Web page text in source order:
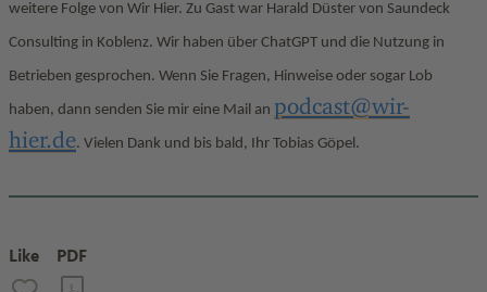
weitere Folge von Wir Hier. Zu Gast war Harald Düster von Saundeck
Consulting in Koblenz. Wir haben über ChatGPT und die Nutzung in
Betrieben gesprochen. Wenn Sie Fragen, Hinweise oder sogar Lob
haben, dann senden Sie mir eine Mail an podcast@wir-
hier.de. Vielen Dank und bis bald, Ihr Tobias Göpel.
Like PDF